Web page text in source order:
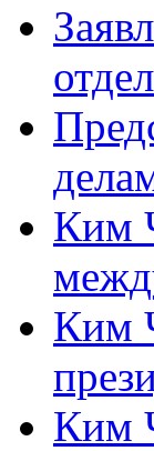
Ким
Ким
Ким